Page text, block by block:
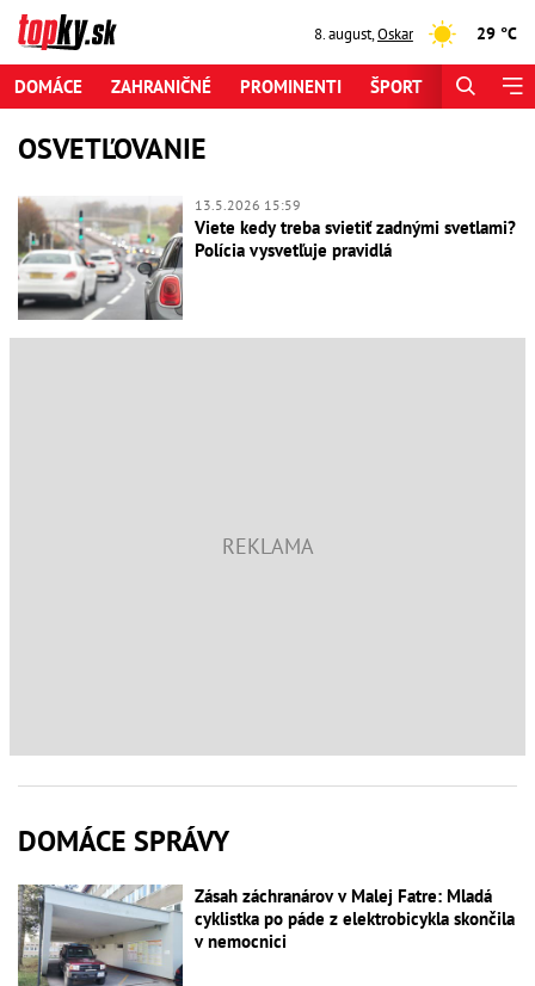
8. august,Oskar 29 °C
DOMÁCE ZAHRANIČNÉ PROMINENTI ŠPORT
OSVETĽOVANIE
13.5.2026 15:59
Viete kedy treba svietiť zadnými svetlami?
Polícia vysvetľuje pravidlá
DOMÁCE SPRÁVY
Zásah záchranárov v Malej Fatre: Mladá
cyklistka po páde z elektrobicykla skončila
v nemocnici